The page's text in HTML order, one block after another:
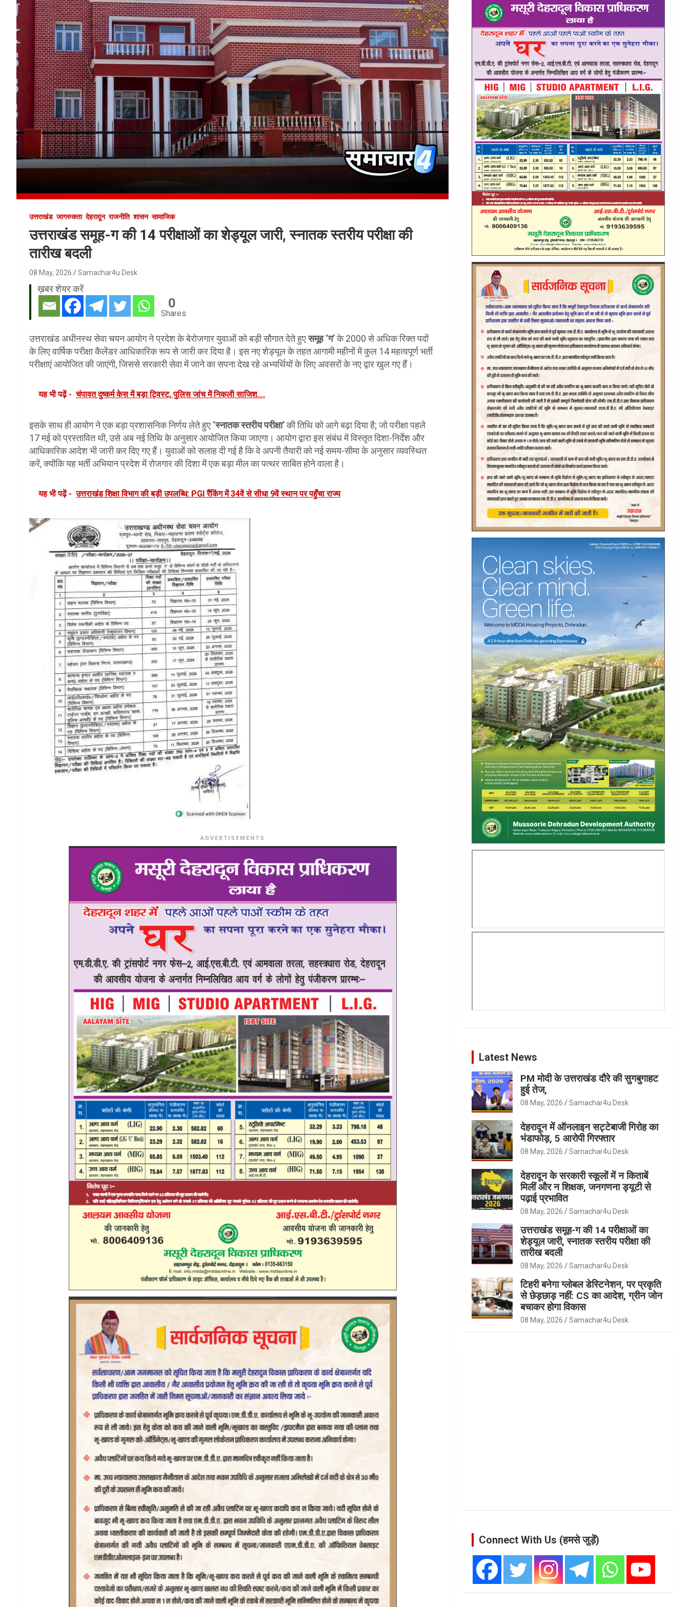
उत्तराखंड जागरुकता देहरादून राजनीति शासन सामाजिक
उत्तराखंड समूह-ग की 14 परीक्षाओं का शेड्यूल जारी, स्नातक स्तरीय परीक्षा की
तारीख बदली
08 May, 2026 Samachar4u Desk
ख़बर शेयर करें
0
Shares
उत्तराखंड अधीनस्थ सेवा चयन आयोग ने प्रदेश के बेरोजगार युवाओं को बड़ी सौगात देते हुएसमूह ‘ग’के 2000 से अधिक रिक्त पदों
के लिए वार्षिक परीक्षा कैलेंडर आधिकारिक रूप से जारी कर दिया है। इस नए शेड्यूल के तहत आगामी महीनों में कुल 14 महत्वपूर्ण भर्ती
परीक्षाएं आयोजित की जाएंगी, जिससे सरकारी सेवा में जाने का सपना देख रहे अभ्यर्थियों के लिए अवसरों के नए द्वार खुल गए हैं।
यह भी पढ़ें - चंपावत दुष्कर्म केस में बड़ा ट्विस्ट, पुलिस जांच में निकली साजिश....
इसके साथ ही आयोग ने एक बड़ा प्रशासनिक निर्णय लेते हुए ‘स्नातक स्तरीय परीक्षा’की तिथि को आगे बढ़ा दिया है; जो परीक्षा पहले
17 मई को प्रस्तावित थी, उसे अब नई तिथि के अनुसार आयोजित किया जाएगा। आयोग द्वारा इस संबंध में विस्तृत दिशा-निर्देश और
आधिकारिक आदेश भी जारी कर दिए गए हैं। युवाओं को सलाह दी गई है कि वे अपनी तैयारी को नई समय-सीमा के अनुसार व्यवस्थित
करें, क्योंकि यह भर्ती अभियान प्रदेश में रोजगार की दिशा में एक बड़ा मील का पत्थर साबित होने वाला है।
यह भी पढ़ें - उत्तराखंड शिक्षा विभाग की बड़ी उपलब्धि: PGI रैंकिंग में 34वें से सीधा 9वें स्थान पर पहुँचा राज्य
ADVERTISEMENTS
Latest News
PM मोदी के उत्तराखंड दौरे की सुगबुगाहट
हुई तेज,
08 May, 2026 Samachar4u Desk
देहरादून में ऑनलाइन सट्टेबाजी गिरोह का
भंडाफोड़, 5 आरोपी गिरफ्तार
08 May, 2026 Samachar4u Desk
देहरादून के सरकारी स्कूलों में न किताबें
मिलीं और न शिक्षक, जनगणना ड्यूटी से
पढ़ाई प्रभावित
08 May, 2026 Samachar4u Desk
उत्तराखंड समूह-ग की 14 परीक्षाओं का
शेड्यूल जारी, स्नातक स्तरीय परीक्षा की
तारीख बदली
08 May, 2026 Samachar4u Desk
टिहरी बनेगा ग्लोबल डेस्टिनेशन, पर प्रकृति
से छेड़छाड़ नहीं: CS का आदेश, ग्रीन जोन
बचाकर होगा विकास
08 May, 2026 Samachar4u Desk
Connect With Us (हमसे जुड़ें)